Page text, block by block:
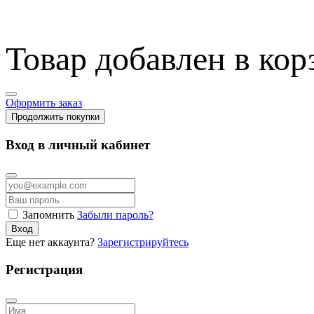
Товар добавлен в
Оформить заказ
Продолжить покупки
Вход в личный кабинет
Запомнить Забыли пароль?
Вход
Еще нет аккаунта? Зарегистрируйтесь
Регистрация